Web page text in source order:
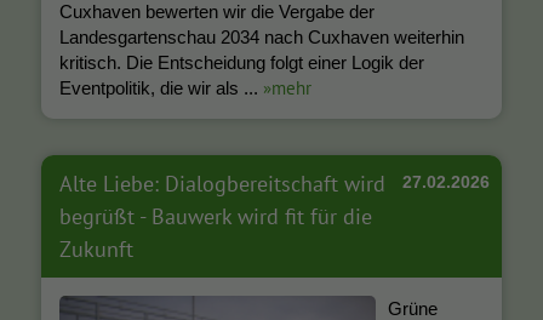
Cuxhaven bewerten wir die Vergabe der
Landesgartenschau 2034 nach Cuxhaven weiterhin
kritisch. Die Entscheidung folgt einer Logik der
Eventpolitik, die wir als ... »mehr
27.02.2026
Alte Liebe: Dialogbereitschaft wird
begrüßt - Bauwerk wird fit für die
Zukunft
Grüne